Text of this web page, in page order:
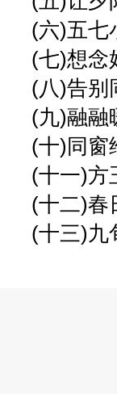
(六)五七
(七)想念
(八)告别
(九)融融
(十)同窗
(十一)方玉
(十二)春
(十三)九